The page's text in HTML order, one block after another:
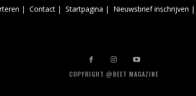
| Contact | Startpagina | Nieuwsbrief inschrijven |
COPYRIGHT @BEET MAGAZINE